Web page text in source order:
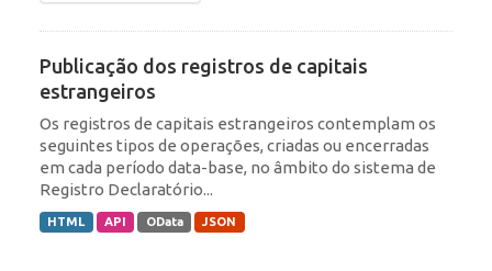
Publicação dos registros de capitais
estrangeiros
Os registros de capitais estrangeiros contemplam os
seguintes tipos de operações, criadas ou encerradas
em cada período data-base, no âmbito do sistema de
Registro Declaratório...
HTML API OData JSON